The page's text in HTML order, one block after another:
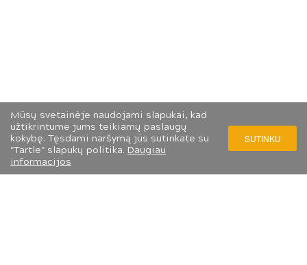
Mūsų svetainėje naudojami slapukai, kad
užtikrintume jums teikiamų paslaugų
kokybę. Tęsdami naršymą jūs sutinkate su
"Tartle" slapukų politika. Daugiau
informacijos
SUTINKU